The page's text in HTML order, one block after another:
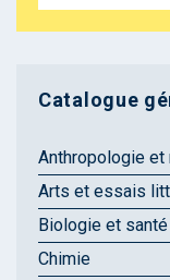
Catalogue
Anthropologie et
Arts et essais
Biologie et santé
Chimie